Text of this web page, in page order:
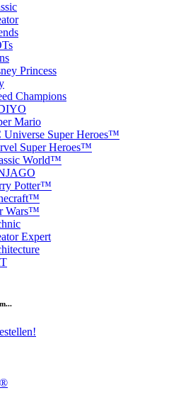
Princess
Champions
Mario
Super Heroes™
Super Heroes™
World™
Potter™
Wars™
Expert